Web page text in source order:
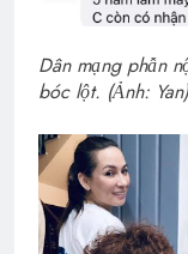
Dân mạng phẫn
bóc lột. (Ảnh: Yan)